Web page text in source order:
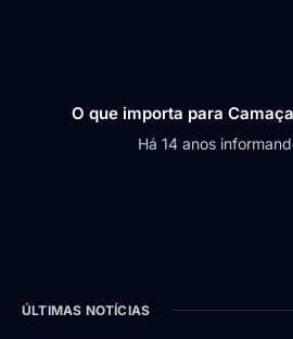
O que importa para
Há 14 anos
ÚLTIMAS NOTÍCIAS